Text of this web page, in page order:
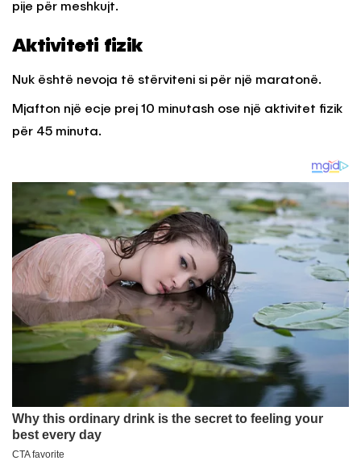
pije për meshkujt.
Aktiviteti fizik
Nuk është nevoja të stërviteni si për një maratonë.
Mjafton një ecje prej 10 minutash ose një aktivitet fizik
për 45 minuta.